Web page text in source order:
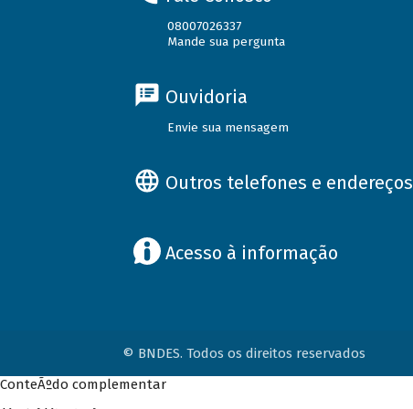
08007026337
Mande sua pergunta
Ouvidoria
Envie sua mensagem
Outros telefones e endereços
Acesso à informação
© BNDES. Todos os direitos reservados
ConteÃºdo complementar